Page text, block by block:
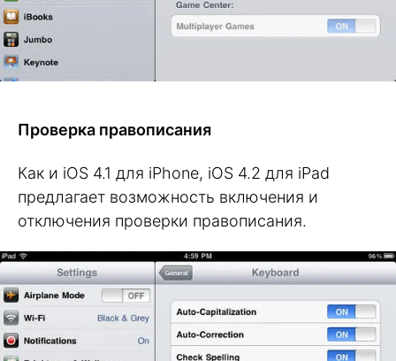
Проверка правописания
Как и iOS 4.1 для iPhone, iOS 4.2 для iPad
предлагает возможность включения и
отключения проверки правописания.